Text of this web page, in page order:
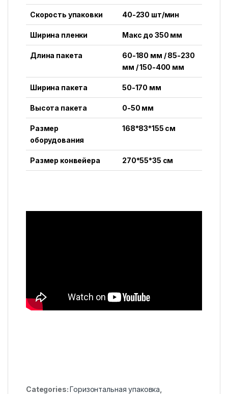
Скорость упаковки 40-230 шт/мин
Ширина пленки Макс до 350 мм
Длина пакета
60-180 мм / 85-230
мм / 150-400 мм
Ширина пакета 50-170 мм
Высота пакета 0-50 мм
Размер
оборудования
168*83*155 см
Размер конвейера 270*55*35 см
Categories:Горизонтальная упаковка